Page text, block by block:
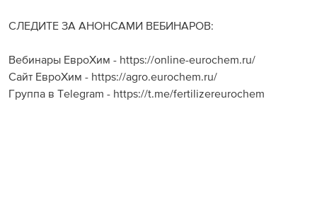
СЛЕДИТЕ ЗА АНОНСАМИ ВЕБИНАРОВ:
Вебинары ЕвроХим - https://online-eurochem.ru/
Сайт ЕвроХим - https://agro.eurochem.ru/
Группа в Telegram - https://t.me/fertilizereurochem